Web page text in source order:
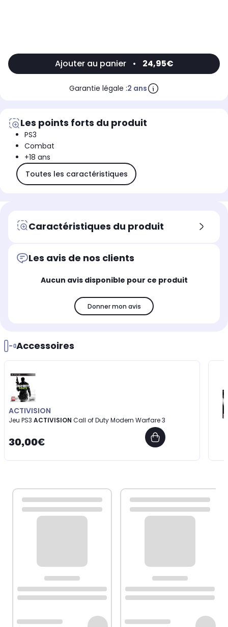
Ajouter au panier • 24,95€
Garantie légale :2 ans
Les points forts du produit
PS3
Combat
+18 ans
Toutes les caractéristiques
Caractéristiques du produit
Les avis de nos clients
Aucun avis disponible pour ce produit
Donner mon avis
Accessoires
ACTIVISION
Jeu PS3 ACTIVISION Call of Duty Modern Warfare 3
30,00€